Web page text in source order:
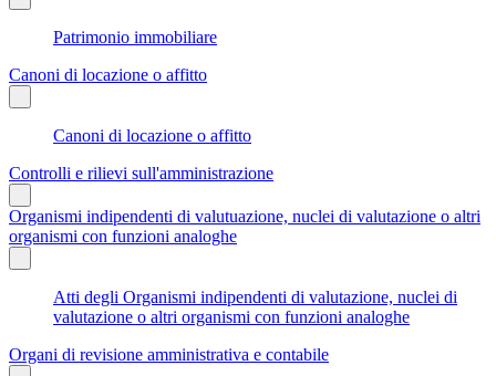
Patrimonio immobiliare
Canoni di locazione o affitto
Canoni di locazione o affitto
Controlli e rilievi sull'amministrazione
Organismi indipendenti di valutuazione, nuclei di valutazione o altri
organismi con funzioni analoghe
Atti degli Organismi indipendenti di valutazione, nuclei di
valutazione o altri organismi con funzioni analoghe
Organi di revisione amministrativa e contabile